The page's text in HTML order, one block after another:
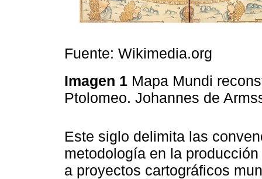
Fuente: Wikimedia.org
Imagen 1 Mapa Mundi
Ptolomeo. Johannes de
Este siglo delimita las
metodología en la
a proyectos cartográficos